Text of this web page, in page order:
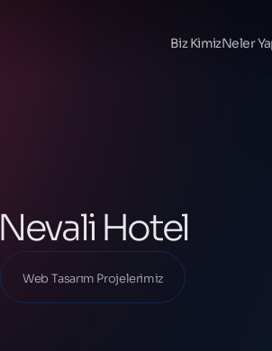
Biz KimizNeler
Web Tasarım Projelerimiz
Nevali Hotel
Web Tasarım Projelerimiz